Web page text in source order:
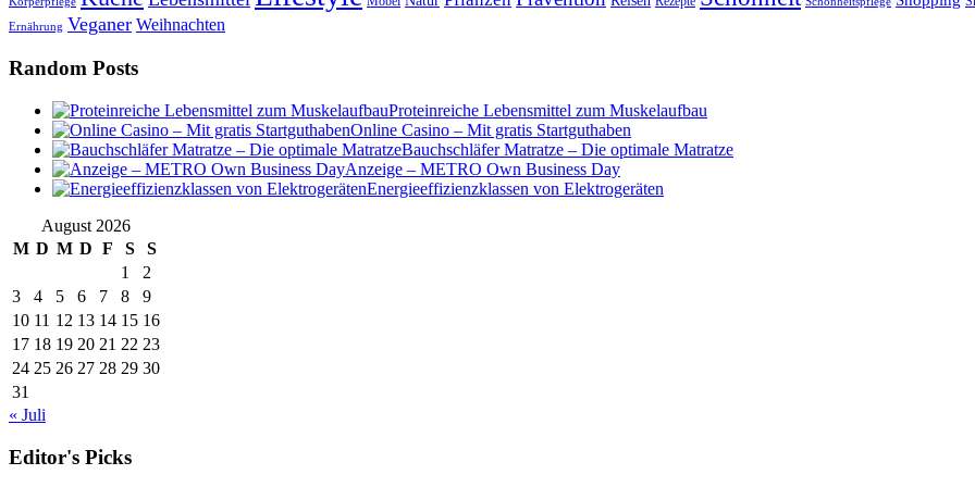
Ernährung Veganer Weihnachten
Random Posts
Proteinreiche Lebensmittel zum Muskelaufbau
Online Casino – Mit gratis Startguthaben
Bauchschläfer Matratze – Die optimale Matratze
Anzeige – METRO Own Business Day
Energieeffizienzklassen von Elektrogeräten
August 2026
M D M D F S
S
1
2
3
4 5 6 7 8
9
10 11 12 13 14 15 16
17 18 19 20 21 22 23
24 25 26 27 28 29 30
31
« Juli
Editor's Picks